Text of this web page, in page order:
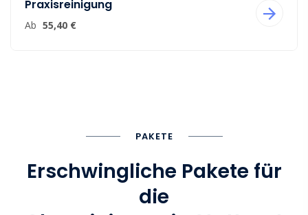
Praxisreinigung
Ab 55,40 €
PAKETE
Erschwingliche Pakete für
die